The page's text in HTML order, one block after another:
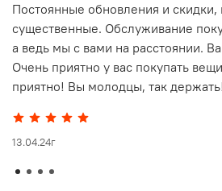
Постоянные обновления и скидки,
существенные. Обслуживание
а ведь мы с вами на расстоянии.
Очень приятно у вас покупать
приятно! Вы молодцы, так
13.04.24г